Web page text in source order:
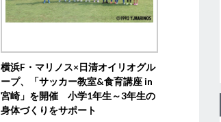
横浜F・マリノス×日清オイリオグル
ープ、「サッカー教室&食育講座 in
宮崎」を開催 小学1年生～3年生の
身体づくりをサポート